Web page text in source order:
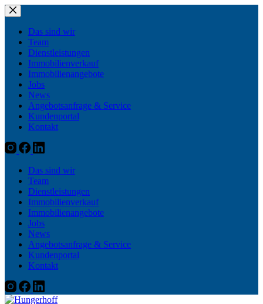
Zum
Inhalt
springenDas sind wir
Team
Dienstleistungen
Immobilienverkauf
Immobilienangebote
Jobs
News
Angebotsanfrage & Service
Kundenportal
Kontakt
Das sind wir
Team
Dienstleistungen
Immobilienverkauf
Immobilienangebote
Jobs
News
Angebotsanfrage & Service
Kundenportal
Kontakt